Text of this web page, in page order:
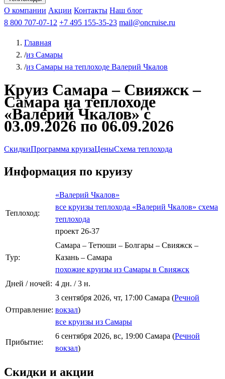
Чебоксарыиз Волгоградаиз Саратова Все города
КазаньВ Нижний НовгородВ ПермьВ Ростов-на-Дону
РыбинскНа СоловкиНа ВалаамПо ОкеПо Енисею
Афанасий Никитин Октябрьская революция
ФединАлександр СвешниковИван
МироновА.С.Попов
О компании Акции Контакты Наш блог
8 800 707-07-12 +7 495 155-35-23 mail@oncruise.ru
Главная
/из Самары
/из Самары на теплоходе Валерий Чкалов
Круиз Самара – Свияжск –
Самара на теплоходе
«Валерий Чкалов» с
03.09.2026 по 06.09.2026
СкидкиПрограмма круизаЦеныСхема теплохода
Информация по круизу
Теплоход:
«Валерий Чкалов»
все круизы теплохода «Валерий Чкалов» схема
теплохода
проект 26-37
Тур:
Самара – Тетюши – Болгары – Свияжск –
Казань – Самара
похожие круизы из Самары в Свияжск
Дней / ночей: 4 дн. / 3 н.
Отправление:
3 сентября 2026, чт, 17:00 Самара (Речной
вокзал)
все круизы из Самары
Прибытие:
6 сентября 2026, вс, 19:00 Самара (Речной
вокзал)
Скидки и акции